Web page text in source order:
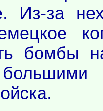
Из-за
бомбы